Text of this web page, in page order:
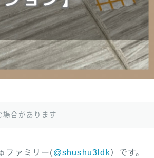
合があります
ファミリー(@shushu3ldk）です。